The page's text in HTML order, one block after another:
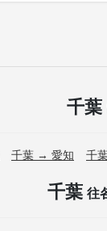
千葉
千葉 → 愛知 千
千葉 往